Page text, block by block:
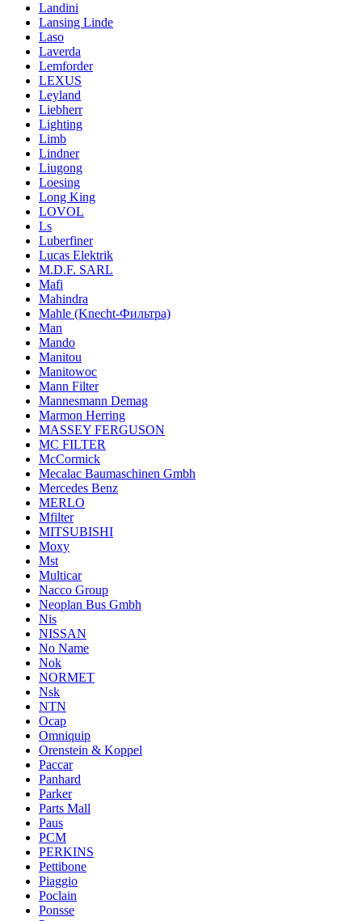
Landini
Lansing Linde
Laso
Laverda
Lemforder
LEXUS
Leyland
Liebherr
Lighting
Limb
Lindner
Liugong
Loesing
Long King
LOVOL
Ls
Luberfiner
Lucas Elektrik
M.D.F. SARL
Mafi
Mahindra
Mahle (Knecht-Фильтра)
Man
Mando
Manitou
Manitowoc
Mann Filter
Mannesmann Demag
Marmon Herring
MASSEY FERGUSON
MC FILTER
McCormick
Mecalac Baumaschinen Gmbh
Mercedes Benz
MERLO
Mfilter
MITSUBISHI
Moxy
Mst
Multicar
Nacco Group
Neoplan Bus Gmbh
Nis
NISSAN
No Name
Nok
NORMET
Nsk
NTN
Ocap
Omniquip
Orenstein & Koppel
Paccar
Panhard
Parker
Parts Mall
Paus
PCM
PERKINS
Pettibone
Piaggio
Poclain
Ponsse